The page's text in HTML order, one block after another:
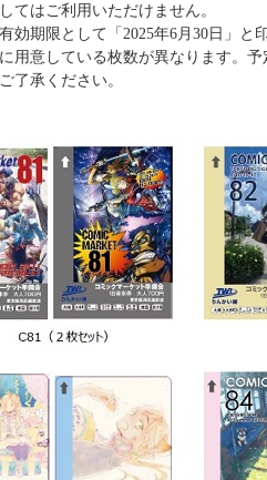
てはご利用いただけません。
効期限として「2025年6月30日」と
に用意している枚数が異なります。
了承ください。